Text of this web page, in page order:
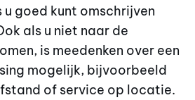
u goed kunt omschrijven
als u niet naar de
is meedenken over een
mogelijk, bijvoorbeeld
of service op locatie.